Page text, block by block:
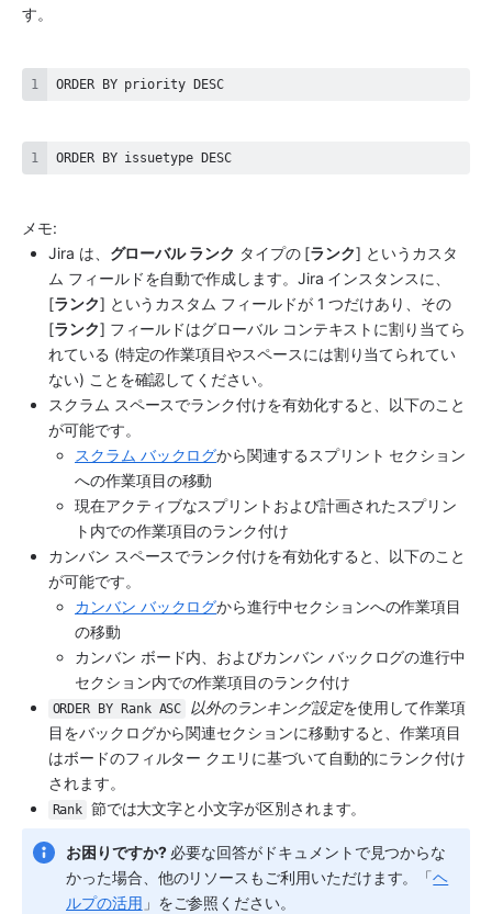
す。
ORDER BY priority DESC
ORDER BY issuetype DESC
メモ:
Jira は、 グローバル ランク タイプの [ランク] というカスタ
ム フィールドを自動で作成します。Jira インスタンスに、
[ランク] というカスタム フィールドが 1 つだけあり、その
[ランク] フィールドはグローバル コンテキストに割り当てら
れている (特定の作業項目やスペースには割り当てられてい
ない) ことを確認してください。
スクラム スペースでランク付けを有効化すると、以下のこと
が可能です。
スクラム バックログから関連するスプリント セクション
への作業項目の移動
現在アクティブなスプリントおよび計画されたスプリン
ト内での作業項目のランク付け
カンバン スペースでランク付けを有効化すると、以下のこと
が可能です。
カンバン バックログから進行中セクションへの作業項目
の移動
カンバン ボード内、およびカンバン バックログの進行中
セクション内での作業項目のランク付け
ORDER BY Rank ASC 以外のランキング設定を使用して作業項
目をバックログから関連セクションに移動すると、作業項目
はボードのフィルター クエリに基づいて自動的にランク付け
されます。
Rank 節では大文字と小文字が区別されます。
お困りですか? 必要な回答がドキュメントで見つからな
かった場合、他のリソースもご利用いただけます。「ヘ
ルプの活用 」をご参照ください。